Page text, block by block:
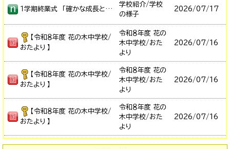
１学期終業式 「確かな成長と命を守る夏休み」に
学校紹介/学校
の様子
2026/07/17
【令和８年度 花の木中学校/
おたより 】
令和８年度 花の
木中学校/おた
より
2026/07/16
【令和８年度 花の木中学校/
おたより 】
令和８年度 花の
木中学校/おた
より
2026/07/16
【令和８年度 花の木中学校/
おたより 】
令和８年度 花の
木中学校/おた
より
2026/07/16